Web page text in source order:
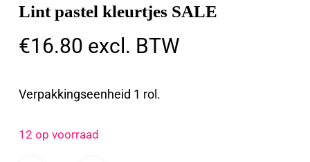
Lint pastel kleurtjes SALE
€16.80 excl. BTW
Verpakkingseenheid 1 rol.
12 op voorraad